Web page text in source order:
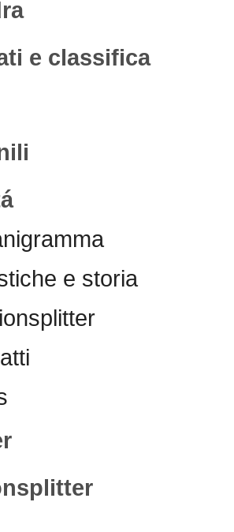
e classifica
e storia